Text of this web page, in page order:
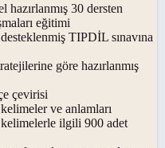
hazırlanmış 30 dersten
eğitimi
TIPDİL sınavına
göre hazırlanmış
çevirisi
ve anlamları
ilgili 900 adet